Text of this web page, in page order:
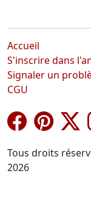
Accueil
S'inscrire dans
Signaler un
CGU
Tous droits
2026